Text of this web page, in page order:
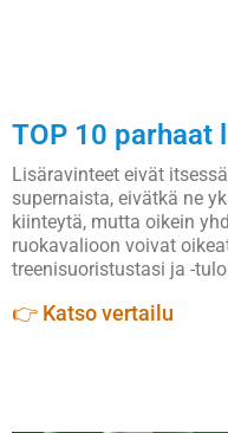
TOP 10 parhaat
Lisäravinteet eivät
supernaista, eivätkä ne
kiinteytä, mutta oikein
ruokavalioon voivat
treenisuoristustasi ja -
👉 Katso vertailu